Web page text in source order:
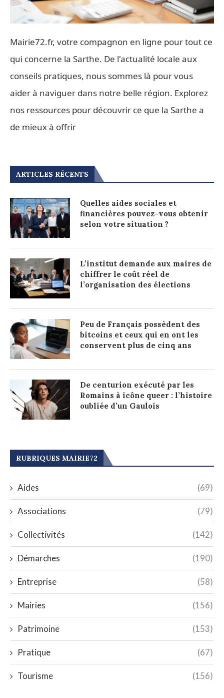
Mairie72.fr, votre compagnon en ligne pour tout ce
qui concerne la Sarthe. De l'actualité locale aux
conseils pratiques, nous sommes là pour vous
aider à naviguer dans notre belle région. Explorez
nos ressources pour découvrir ce que la Sarthe a
de mieux à offrir
ARTICLES RÉCENTS
Quelles aides sociales et
financières pouvez-vous obtenir
selon votre situation ?
L’institut demande aux maires de
chiffrer le coût réel de
l’organisation des élections
Peu de Français possèdent des
bitcoins et ceux qui en ont les
conservent plus de cinq ans
De centurion exécuté par les
Romains à icône queer : l’histoire
oubliée d’un Gaulois
RUBRIQUES MAIRIE72
Aides (69)
Associations (79)
Collectivités (142)
Démarches (190)
Entreprise (58)
Mairies (156)
Patrimoine (153)
Pratique (67)
Tourisme (156)